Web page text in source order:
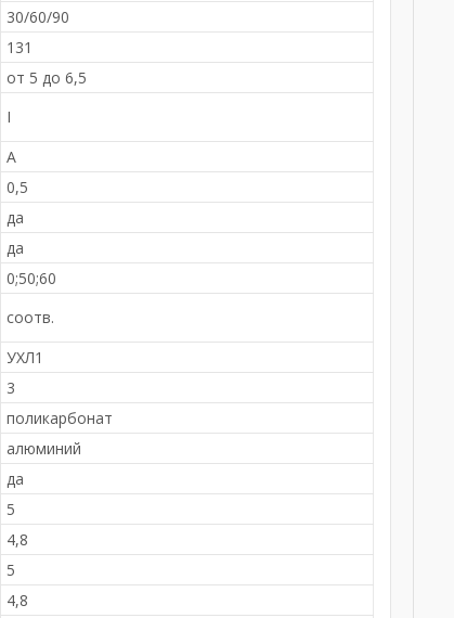
30/60/90
131
от 5 до 6,5
I
А
0,5
да
да
0;50;60
соотв.
УХЛ1
3
поликарбонат
алюминий
да
5
4,8
5
4,8